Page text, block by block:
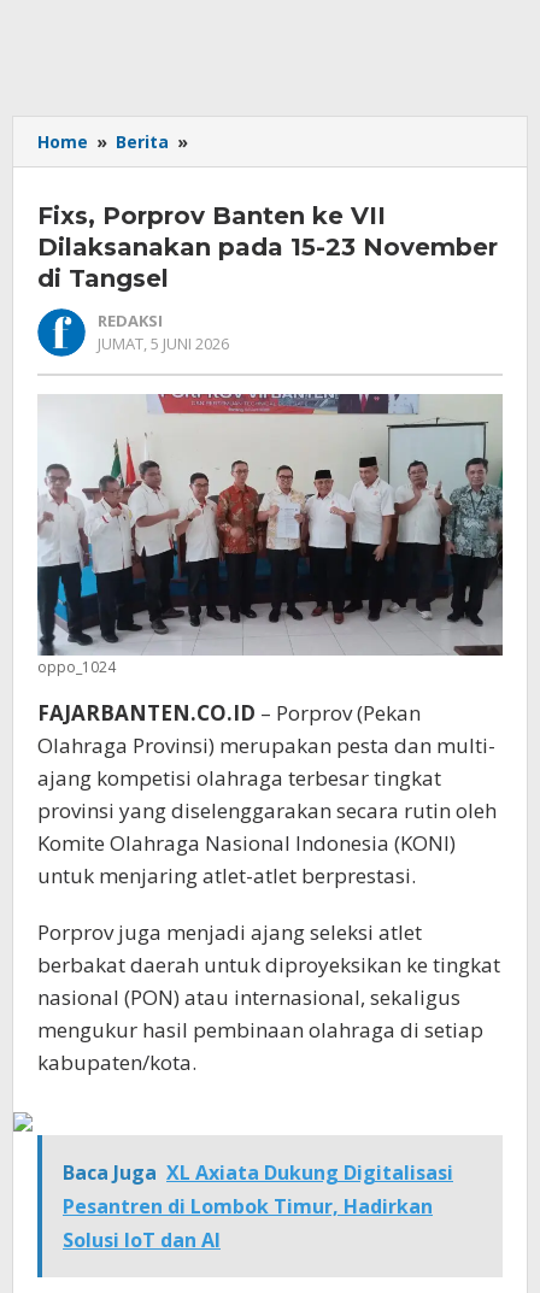
Home » Berita »
Porprov
ke
VII
Dilaksanakan
23
November
di
Tangsel
Fixs, Porprov Banten ke VII
Dilaksanakan pada 15-23 November
di Tangsel
REDAKSI
JUMAT, 5 JUNI 2026
oppo_1024
FAJARBANTEN.CO.ID – Porprov (Pekan
Olahraga Provinsi) merupakan pesta dan multi-
ajang kompetisi olahraga terbesar tingkat
provinsi yang diselenggarakan secara rutin oleh
Komite Olahraga Nasional Indonesia (KONI)
untuk menjaring atlet-atlet berprestasi.
Porprov juga menjadi ajang seleksi atlet
berbakat daerah untuk diproyeksikan ke tingkat
nasional (PON) atau internasional, sekaligus
mengukur hasil pembinaan olahraga di setiap
kabupaten/kota.
Baca Juga XL Axiata Dukung Digitalisasi
Pesantren di Lombok Timur, Hadirkan
Solusi IoT dan AI